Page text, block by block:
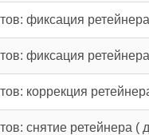
фиксация
фиксация
коррекция
снятие ретейнера (